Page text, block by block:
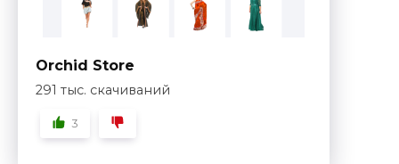
Orchid Store
291 тыс. скачиваний
3